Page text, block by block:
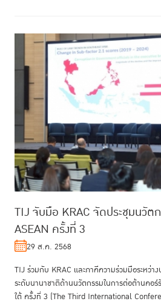
TIJ จับมือ KRAC จัดประชุมนวั
ASEAN ครั้งที่ 3
29 ส.ค. 2568
TIJ ร่วมกับ KRAC และภาคีความร่วมมือระหว่า
ระดับนานาชาติด้านนวัตกรรมในการต่อต้านคอร์
ใต้ ครั้งที่ 3 (The Third International